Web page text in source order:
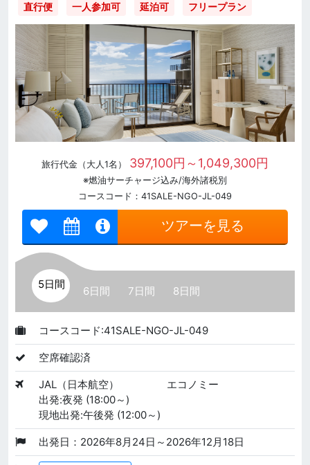
直行便 一人参加可 延泊可 フリープラン
旅行代金（大人1名） 397,100円～1,049,300円
※燃油サーチャージ込み/海外諸税別
コースコード：41SALE-NGO-JL-049
ツアーを見る
5日間
6日間 7日間 8日間
コースコード:41SALE-NGO-JL-049
空席確認済
JAL（日本航空）
エコノミー
出発:夜発 (18:00～)
現地出発:午後発 (12:00～)
出発日：2026年8月24日～2026年12月18日